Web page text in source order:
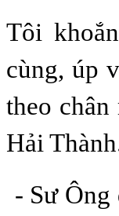
Tôi
cùng, úp
theo
Hải
- Sư Ông